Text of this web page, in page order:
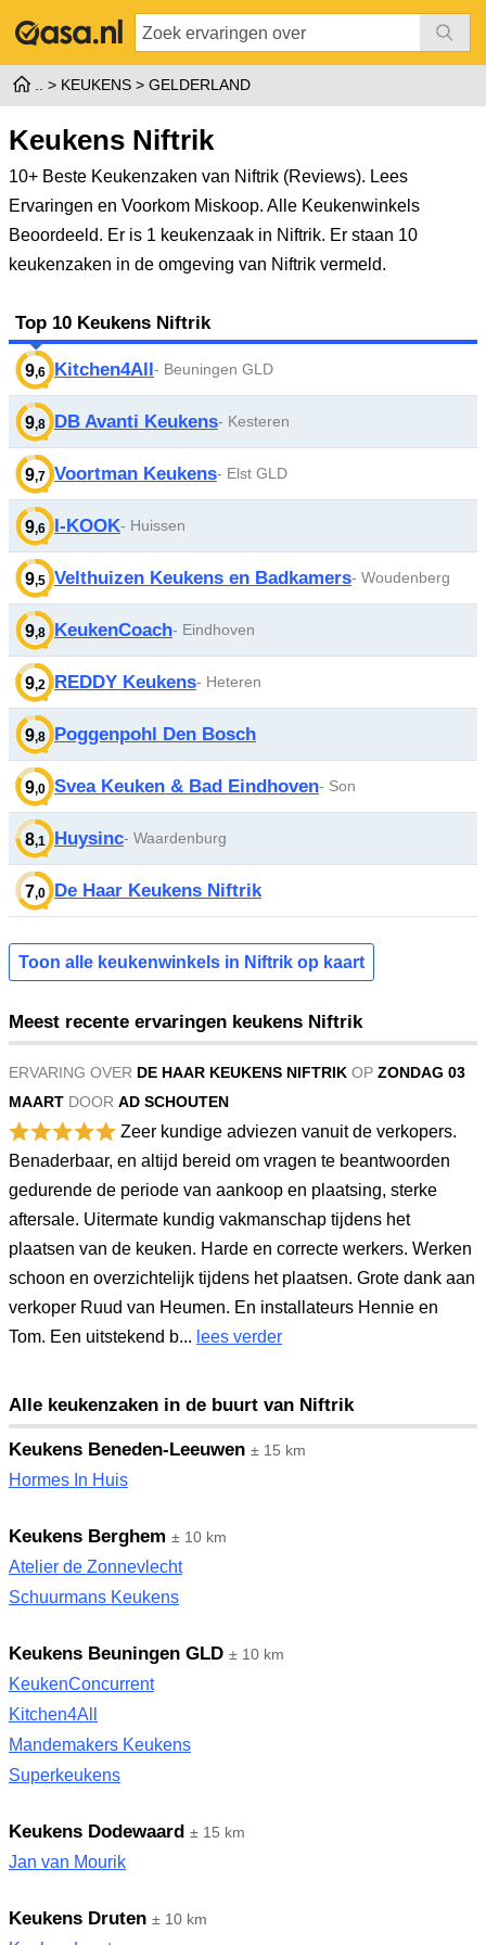
KEUKENS GELDERLAND
Keukens Niftrik
10+ Beste Keukenzaken van Niftrik (Reviews). Lees
Ervaringen en Voorkom Miskoop. Alle Keukenwinkels
Beoordeeld. Er is 1 keukenzaak in Niftrik. Er staan 10
keukenzaken in de omgeving van Niftrik vermeld.
Top 10 Keukens Niftrik
9,6 Kitchen4All- Beuningen GLD
9,8 DB Avanti Keukens- Kesteren
9,7 Voortman Keukens- Elst GLD
9,6 I-KOOK- Huissen
9,5 Velthuizen Keukens en Badkamers- Woudenberg
9,8 KeukenCoach- Eindhoven
9,2 REDDY Keukens- Heteren
9,8 Poggenpohl Den Bosch
9,0 Svea Keuken & Bad Eindhoven- Son
8,1 Huysinc- Waardenburg
7,0 De Haar Keukens Niftrik
Toon alle keukenwinkels in Niftrik op kaart
Meest recente ervaringen keukens Niftrik
ERVARING OVER DE HAAR KEUKENS NIFTRIK OP ZONDAG 03
MAART DOOR AD SCHOUTEN
Zeer kundige adviezen vanuit de verkopers.
Benaderbaar, en altijd bereid om vragen te beantwoorden
gedurende de periode van aankoop en plaatsing, sterke
aftersale. Uitermate kundig vakmanschap tijdens het
plaatsen van de keuken. Harde en correcte werkers. Werken
schoon en overzichtelijk tijdens het plaatsen. Grote dank aan
verkoper Ruud van Heumen. En installateurs Hennie en
Tom. Een uitstekend b... lees verder
Alle keukenzaken in de buurt van Niftrik
Keukens Beneden-Leeuwen ± 15 km
Hormes In Huis
Keukens Berghem ± 10 km
Atelier de Zonnevlecht
Schuurmans Keukens
Keukens Beuningen GLD ± 10 km
KeukenConcurrent
Kitchen4All
Mandemakers Keukens
Superkeukens
Keukens Dodewaard ± 15 km
Jan van Mourik
Keukens Druten ± 10 km